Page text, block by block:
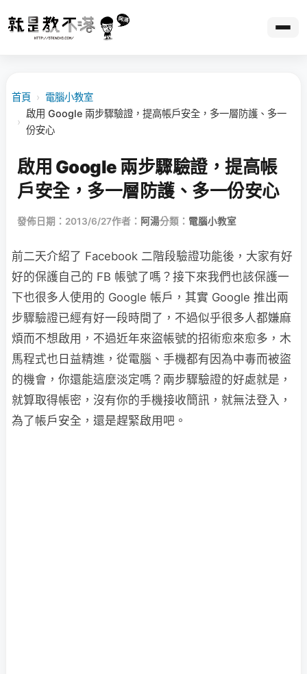
首頁 › 電腦小教室
›
啟用 Google 兩步驟驗證，提高帳戶安全，多一層防護、多一
份安心
啟用 Google 兩步驟驗證，提高帳
戶安全，多一層防護、多一份安心
發佈日期：2013/6/27作者： 阿湯分類： 電腦小教室
前二天介紹了 Facebook 二階段驗證功能後，大家有好
好的保護自己的 FB 帳號了嗎？接下來我們也該保護一
下也很多人使用的 Google 帳戶，其實 Google 推出兩
步驟驗證已經有好一段時間了，不過似乎很多人都嫌麻
煩而不想啟用，不過近年來盜帳號的招術愈來愈多，木
馬程式也日益精進，從電腦、手機都有因為中毒而被盜
的機會，你還能這麼淡定嗎？兩步驟驗證的好處就是，
就算取得帳密，沒有你的手機接收簡訊，就無法登入，
為了帳戶安全，還是趕緊啟用吧。